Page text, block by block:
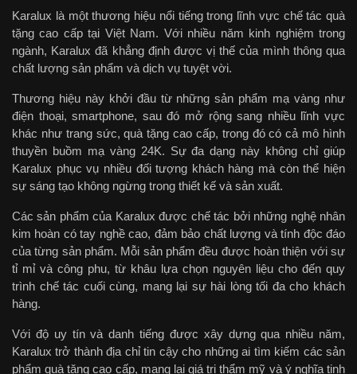
Karalux là một thương hiệu nổi tiếng trong lĩnh vực chế tác quà
tặng cao cấp tại Việt Nam. Với nhiều năm kinh nghiệm trong
ngành, Karalux đã khẳng định được vị thế của mình thông qua
chất lượng sản phẩm và dịch vụ tuyệt vời.
Thương hiệu này khởi đầu từ những sản phẩm mạ vàng như
điện thoại, smartphone, sau đó mở rộng sang nhiều lĩnh vực
khác như trang sức, quà tặng cao cấp, trong đó có cả mô hình
thuyền buồm mạ vàng 24K. Sự đa dạng này không chỉ giúp
Karalux phục vụ nhiều đối tượng khách hàng mà còn thể hiện
sự sáng tạo không ngừng trong thiết kế và sản xuất.
Các sản phẩm của Karalux được chế tác bởi những nghệ nhân
kim hoàn có tay nghề cao, đảm bảo chất lượng và tính độc đáo
của từng sản phẩm. Mỗi sản phẩm đều được hoàn thiện với sự
tỉ mỉ và công phu, từ khâu lựa chọn nguyên liệu cho đến quy
trình chế tác cuối cùng, mang lại sự hài lòng tối đa cho khách
hàng.
Với độ uy tín và danh tiếng được xây dựng qua nhiều năm,
Karalux trở thành địa chỉ tin cậy cho những ai tìm kiếm các sản
phẩm quà tặng cao cấp, mang lại giá trị thẩm mỹ và ý nghĩa tinh